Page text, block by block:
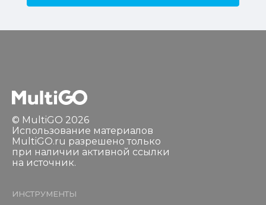
© MultiGO 2026
Использование материалов
MultiGO.ru разрешено только
при наличии активной ссылки
на источник.
ИНСТРУМЕНТЫ